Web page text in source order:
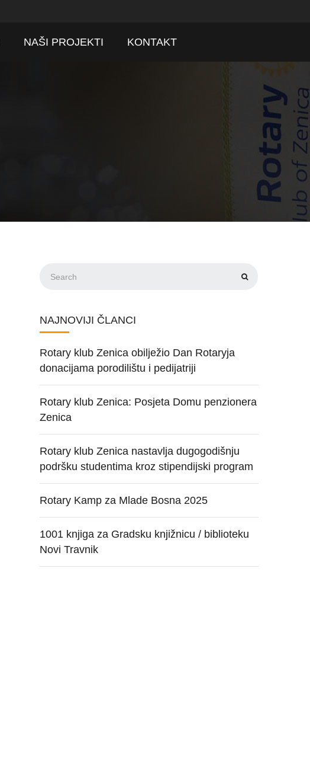
NAŠI PROJEKTI KONTAKT
NAJNOVIJI ČLANCI
Rotary klub Zenica obilježio Dan Rotaryja
donacijama porodilištu i pedijatriji
Rotary klub Zenica: Posjeta Domu penzionera
Zenica
Rotary klub Zenica nastavlja dugogodišnju
podršku studentima kroz stipendijski program
Rotary Kamp za Mlade Bosna 2025
1001 knjiga za Gradsku knjižnicu / biblioteku
Novi Travnik